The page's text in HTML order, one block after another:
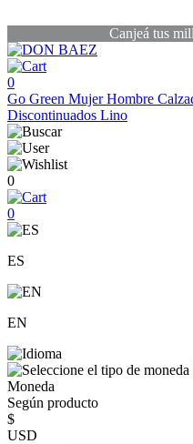
Canjeá tus
0
Go Green MujerHombre
Discontinuados Lino
0
0
ES
EN
Moneda
Según producto
$
USD